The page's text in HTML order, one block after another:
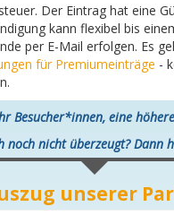
Der Eintrag hat eine
kann flexibel bis
per E-Mail erfolgen. Es
für Premiumeinträge -
Besucher*innen, eine
noch nicht überzeugt? Dann
unserer